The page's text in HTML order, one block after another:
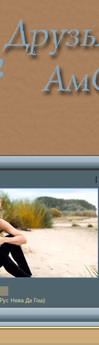
[
Нева Да Гош)